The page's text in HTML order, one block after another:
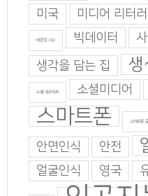
미국
미디어 리터러
비판적 사고 빅데이터
생각을 담는 집
생
소셜 네트워크 소셜미디어
스마트폰 스마트폰
안면인식
안전
얼굴인식
영국